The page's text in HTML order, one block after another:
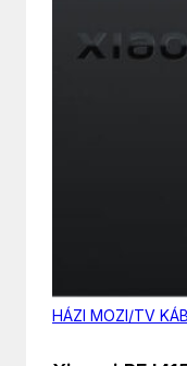
HÁZI MOZI/TV